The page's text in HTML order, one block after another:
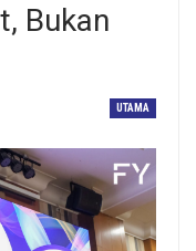
Bukan
UTAMA